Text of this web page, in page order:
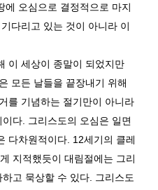
에 오심으로 결정적으로 마지
다리고 있는 것이 아니라 이
세상이 종말이 되었지만
모든 날들을 끝장내기 위해
를 기념하는 절기만이 아니라
이다
그리스도의 오심은 일면
다차원적이다 . 12세기의 클레
지적했듯이 대림절에는 그리
고 묵상할 수 있다
그리스도